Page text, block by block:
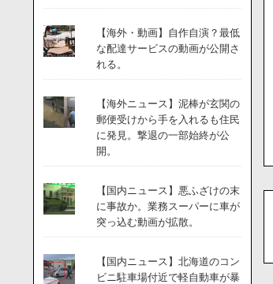
【海外・動画】自作自演？最低
な配達サービスの動画が公開さ
れる。
【海外ニュース】泥棒が玄関の
郵便受けから手を入れるも住民
に発見。撃退の一部始終が公
開。
【国内ニュース】悪ふざけの末
に事故か。業務スーパーに車が
突っ込む動画が拡散。
【国内ニュース】北海道のコン
ビニ駐車場付近で軽自動車が暴